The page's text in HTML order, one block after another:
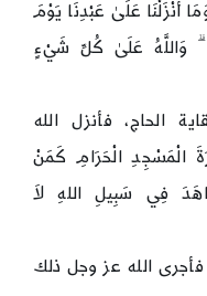
أَنْزَلْنَا عَلَىٰ عَبْدِنَا يَوْمَ
وَاللَّهُ عَلَىٰ كُلِّ شَيْءٍ
الحاج، فأنزل الله
الْمَسْجِدِ الْحَرَامِ كَمَنْ
فِي سَبِيلِ اللهِ لاَ
الله عز وجل ذلك